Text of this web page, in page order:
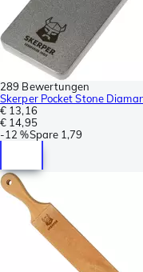
289 Bewertungen
Skerper Pocket Stone
€ 13,16
€ 14,95
-12 %Spare 1,79